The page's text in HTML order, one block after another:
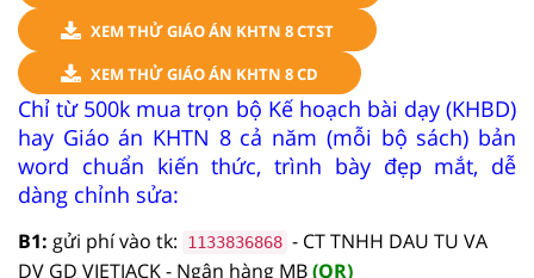
XEM THỬ GIÁO ÁN KHTN 8 CTST
XEM THỬ GIÁO ÁN KHTN 8 CD
Chỉ từ 500k mua trọn bộ Kế hoạch bài dạy (KHBD)
hay Giáo án KHTN 8 cả năm (mỗi bộ sách) bản
word chuẩn kiến thức, trình bày đẹp mắt, dễ
dàng chỉnh sửa:
B1: gửi phí vào tk: 1133836868 - CT TNHH DAU TU VA
DV GD VIETJACK - Ngân hàng MB(QR)